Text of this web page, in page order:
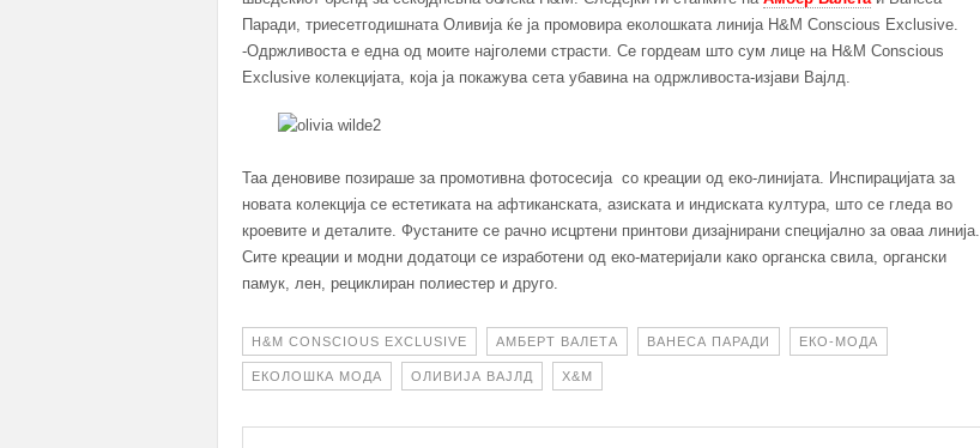
Паради, триесетгодишната Оливија ќе ја промовира еколошката линија H&M Conscious Exclusive.
-Одржливоста е една од моите најголеми страсти. Се гордеам што сум лице на H&M Conscious
Exclusive колекцијата, која ја покажува сета убавина на одржливоста-изјави Вајлд.
Таа деновиве позираше за промотивна фотосесија со креации од еко-линијата. Инспирацијата за
новата колекција се естетиката на афтиканската, азиската и индиската култура, што се гледа во
кроевите и деталите. Фустаните се рачно исцртени принтови дизајнирани специјално за оваа линија.
Сите креации и модни додатоци се изработени од еко-материјали како органска свила, органски
памук, лен, рециклиран полиестер и друго.
H&M CONSCIOUS EXCLUSIVE АМБЕРТ ВАЛЕТА ВАНЕСА ПАРАДИ ЕКО-МОДА
ЕКОЛОШКА МОДА ОЛИВИЈА ВАЈЛД Х&М